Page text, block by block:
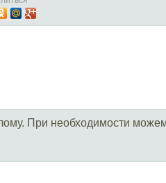
При необходимости